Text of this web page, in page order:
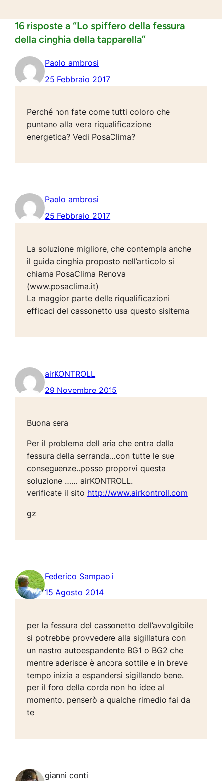
16 risposte a “Lo spiffero della fessura
della cinghia della tapparella”
Paolo ambrosi
25 Febbraio 2017
Perché non fate come tutti coloro che
puntano alla vera riqualificazione
energetica? Vedi PosaClima?
Paolo ambrosi
25 Febbraio 2017
La soluzione migliore, che contempla anche
il guida cinghia proposto nell’articolo si
chiama PosaClima Renova
(www.posaclima.it)
La maggior parte delle riqualificazioni
efficaci del cassonetto usa questo sisitema
airKONTROLL
29 Novembre 2015
Buona sera
Per il problema dell aria che entra dalla
fessura della serranda…con tutte le sue
conseguenze..posso proporvi questa
soluzione …… airKONTROLL.
verificate il sito http://www.airkontroll.com
gz
Federico Sampaoli
15 Agosto 2014
per la fessura del cassonetto dell’avvolgibile
si potrebbe provvedere alla sigillatura con
un nastro autoespandente BG1 o BG2 che
mentre aderisce è ancora sottile e in breve
tempo inizia a espandersi sigillando bene.
per il foro della corda non ho idee al
momento. penserò a qualche rimedio fai da
te
gianni conti